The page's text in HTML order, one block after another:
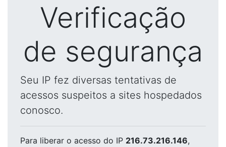
Verificação
de segurança
Seu IP fez diversas tentativas de
acessos suspeitos a sites hospedados
conosco.
Para liberar o acesso do IP 216.73.216.146,